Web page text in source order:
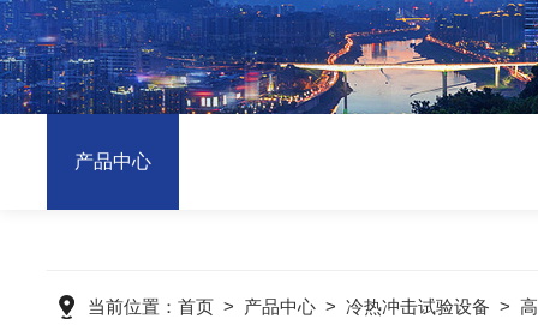
产品中心
当前位置： 首页 > 产品中心 > 冷热冲击试验设备 >